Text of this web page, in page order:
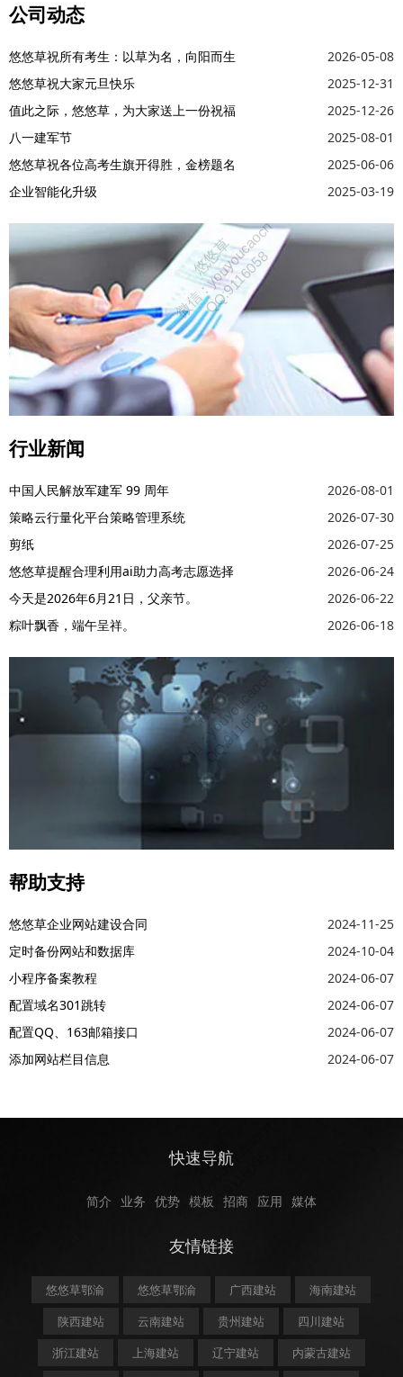
公司动态
2026-05-08
悠悠草祝所有考生：以草为名，向阳而生
2025-12-31
悠悠草祝大家元旦快乐
2025-12-26
值此之际，悠悠草，为大家送上一份祝福
2025-08-01
八一建军节
2025-06-06
悠悠草祝各位高考生旗开得胜，金榜题名
2025-03-19
企业智能化升级
行业新闻
2026-08-01
中国人民解放军建军 99 周年
2026-07-30
策略云行量化平台策略管理系统
2026-07-25
剪纸
2026-06-24
悠悠草提醒合理利用ai助力高考志愿选择
2026-06-22
今天是2026年6月21日，父亲节。
2026-06-18
粽叶飘香，端午呈祥。
帮助支持
2024-11-25
悠悠草企业网站建设合同
2024-10-04
定时备份网站和数据库
2024-06-07
小程序备案教程
2024-06-07
配置域名301跳转
2024-06-07
配置QQ、163邮箱接口
2024-06-07
添加网站栏目信息
快速导航
简介 业务 优势 模板 招商 应用 媒体
友情链接
悠悠草鄂渝 悠悠草鄂渝 广西建站
海南建站
陕西建站
云南建站 贵州建站
四川建站
浙江建站
上海建站 辽宁建站
内蒙古建站